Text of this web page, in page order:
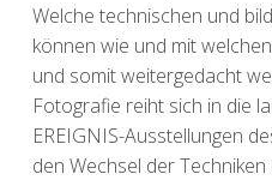
Welche technischen und
können wie und mit
und somit weitergedacht
Fotografie reiht sich in die
EREIGNIS-Ausstellungen
den Wechsel der